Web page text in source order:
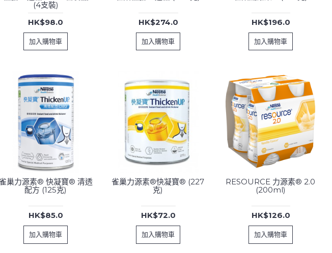
(4支裝)
HK$98.0
加入購物車
HK$274.0
加入購物車
HK$196.0
加入購物車
巢力源素® 快凝寶® 清透
配方 (125克)
HK$85.0
加入購物車
雀巢力源素®快凝寶® (227
克)
HK$72.0
加入購物車
RESOURCE 力源素® 2.0
(200ml)
HK$126.0
加入購物車